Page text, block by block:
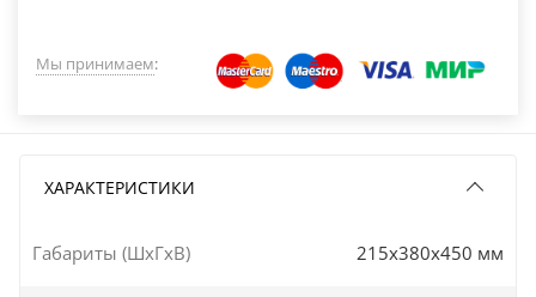
Мы принимаем:
ХАРАКТЕРИСТИКИ
Габариты (ШxГxВ) 215x380x450 мм